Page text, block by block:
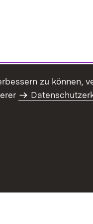
zu können,